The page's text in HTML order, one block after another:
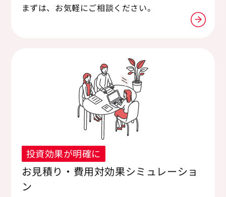
まずは、お気軽にご相談ください。
投資効果が明確に
お見積り・費用対効果シミュレーショ
ン